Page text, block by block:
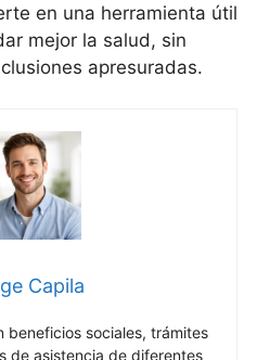
en una herramienta útil
mejor la salud, sin
apresuradas.
Capila
beneficios sociales, trámites
de asistencia de diferentes